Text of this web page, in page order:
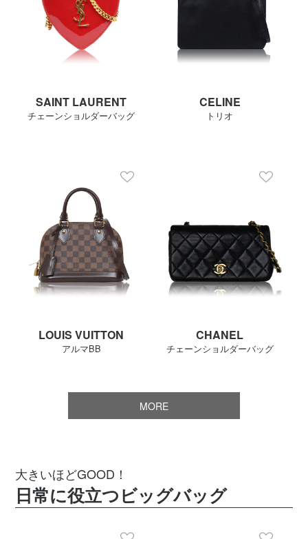
SAINT LAURENT
チェーンショルダーバッグ
CELINE
トリオ
LOUIS VUITTON
アルマBB
CHANEL
チェーンショルダーバッグ
MORE
大きいほどGOOD！
日常に役立つビッグバッグ